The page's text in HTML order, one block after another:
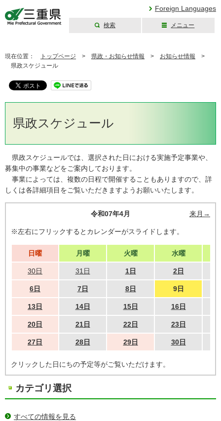
Foreign Languages
検索 メニュー
現在位置： トップページ > 県政・お知らせ情報 > お知らせ情報 >
県政スケジュール
県政スケジュール
県政スケジュールでは、選択された日における実施予定事業や、
募集中の事業などをご案内しております。
事業によっては、複数の日程で開催することもありますので、詳
しくは各詳細項目をご覧いただきますようお願いいたします。
令和07年4月 来月→
※左右にフリックするとカレンダーがスライドします。
日曜 月曜 火曜 水曜
30日 31日 1日 2日
6日 7日 8日 9日
13日 14日 15日 16日
20日 21日 22日 23日
27日 28日 29日 30日
クリックした日にちの予定等がご覧いただけます。
カテゴリ選択
すべての情報を見る